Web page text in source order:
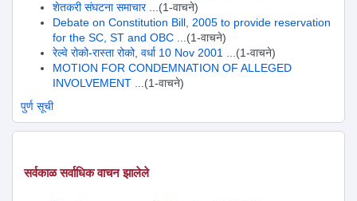
शेतकरी संघटना समाचार ...(1-वाचने)
Debate on Constitution Bill, 2005 to provide reservation
for the SC, ST and OBC ...(1-वाचने)
रेल्वे रोको-रास्ता रोको, वर्धा 10 Nov 2001 ...(1-वाचने)
MOTION FOR CONDEMNATION OF ALLEGED
INVOLVEMENT ...(1-वाचने)
पुर्ण सूची
सर्वकाळ सर्वाधिक वाचन झालेले